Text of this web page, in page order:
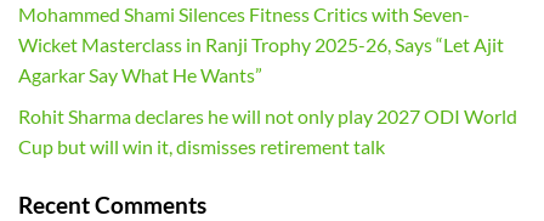
Mohammed Shami Silences Fitness Critics with Seven-
Wicket Masterclass in Ranji Trophy 2025-26, Says “Let Ajit
Agarkar Say What He Wants”
Rohit Sharma declares he will not only play 2027 ODI World
Cup but will win it, dismisses retirement talk
Recent Comments